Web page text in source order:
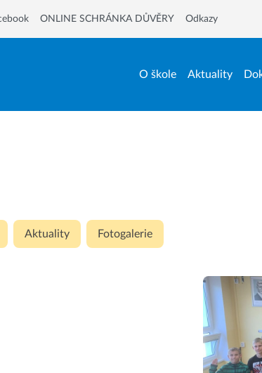
O škole Aktuality
ONLINE SCHRÁNKA DŮVĚRY Odkazy
Aktuality Fotogalerie